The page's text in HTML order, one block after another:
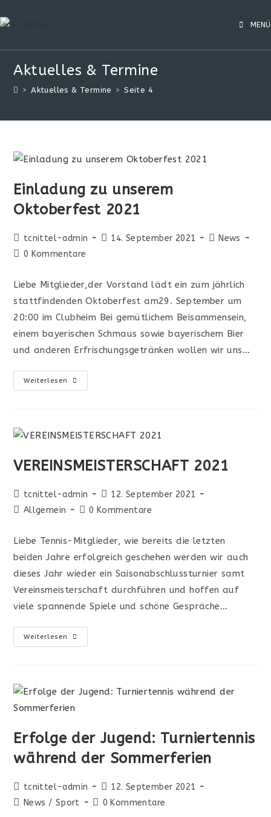
MENÜ
Aktuelles & Termine
> Aktuelles & Termine > Seite 4
Einladung zu unserem
Oktoberfest 2021
tcnittel-admin 14. September 2021
News
0 Kommentare
Liebe Mitglieder,der Vorstand lädt ein zum jährlich
stattfindenden Oktoberfest am29. September um
20:00 im Clubheim Bei gemütlichem Beisammensein,
einem bayerischen Schmaus sowie bayerischem Bier
und anderen Erfrischungsgetränken wollen wir uns…
Weiterlesen
VEREINSMEISTERSCHAFT 2021
tcnittel-admin
12. September 2021
Allgemein
0 Kommentare
Liebe Tennis-Mitglieder, wie bereits die letzten
beiden Jahre erfolgreich geschehen werden wir auch
dieses Jahr wieder ein Saisonabschlussturnier samt
Vereinsmeisterschaft durchführen und hoffen auf
viele spannende Spiele und schöne Gespräche…
Weiterlesen
Erfolge der Jugend: Turniertennis
während der Sommerferien
tcnittel-admin
12. September 2021
News / Sport 0 Kommentare